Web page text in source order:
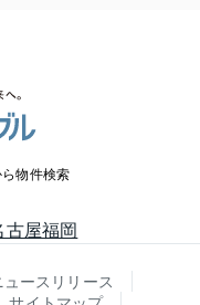
物件検索
古屋福岡
ュースリリース